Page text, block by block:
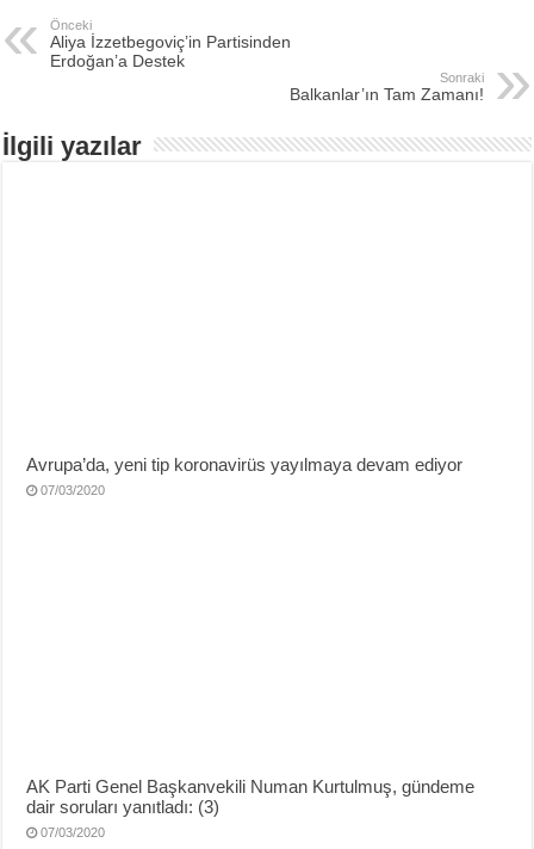
Önceki
Aliya İzzetbegoviç’in Partisinden
Erdoğan’a Destek
Sonraki
Balkanlar’ın Tam Zamanı!
İlgili yazılar
Avrupa’da, yeni tip koronavirüs yayılmaya devam ediyor
07/03/2020
AK Parti Genel Başkanvekili Numan Kurtulmuş, gündeme
dair soruları yanıtladı: (3)
07/03/2020